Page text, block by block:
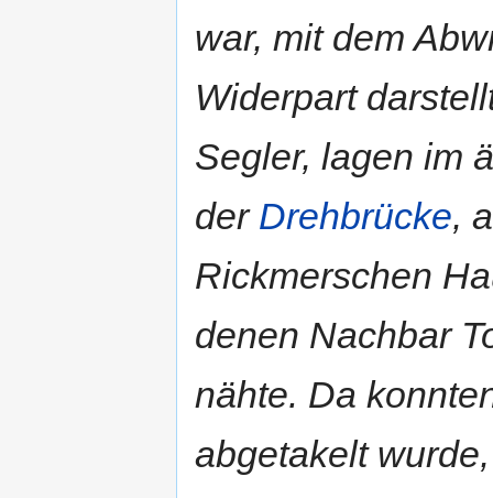
war, mit dem
Widerpart
Segler, lagen im
der Drehbrücke,
Rickmerschen
denen Nachbar
nähte. Da
abgetakelt